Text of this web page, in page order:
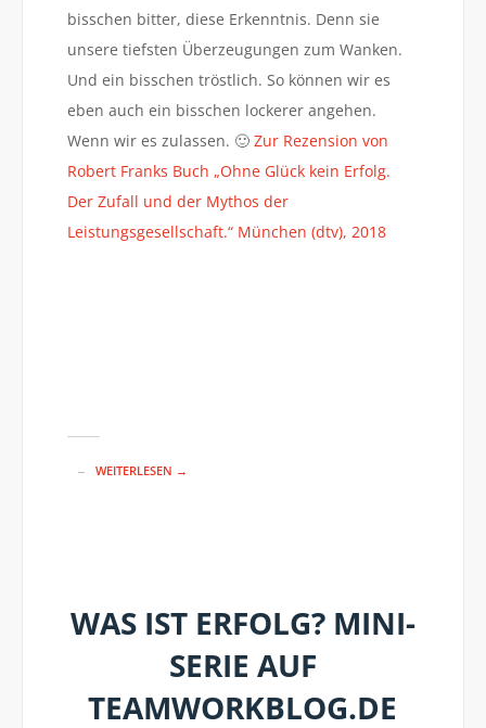
bisschen bitter, diese Erkenntnis. Denn sie
unsere tiefsten Überzeugungen zum Wanken.
Und ein bisschen tröstlich. So können wir es
eben auch ein bisschen lockerer angehen.
Wenn wir es zulassen. 🙂Zur Rezension von
Robert Franks Buch „Ohne Glück kein Erfolg.
Der Zufall und der Mythos der
Leistungsgesellschaft.“ München (dtv), 2018
WEITERLESEN →
WAS IST ERFOLG? MINI-
SERIE AUF
TEAMWORKBLOG.DE